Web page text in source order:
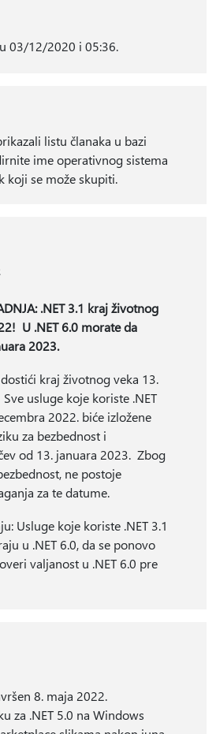
03/12/2020 i 05:36.
listu članaka u bazi
ime operativnog sistema
koji se može skupiti.
.NET 3.1 kraj životnog
U .NET 6.0 morate da
2023.
dostići kraj životnog veka 13.
usluge koje koriste .NET
2022. biće izložene
za bezbednost i
od 13. januara 2023. Zbog
ne postoje
za te datume.
Usluge koje koriste .NET 3.1
u .NET 6.0, da se ponovo
valjanost u .NET 6.0 pre
8. maja 2022.
za .NET 5.0 na Windows